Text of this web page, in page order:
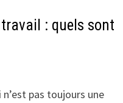
: quels sont
pas toujours une